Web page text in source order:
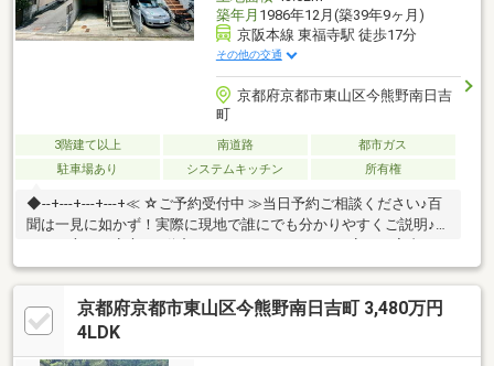
築年月 1986年12月(築39年9ヶ月)
京阪本線 東福寺駅 徒歩17分
その他の交通
京都府京都市東山区今熊野南日吉
町
3階建て以上 南道路
都市ガス
駐車場あり
システムキッチン 所有権
◆--+---+---+---+≪ ☆ご予約受付中 ≫当日予約ご相談ください♪百
聞は一見に如かず！実際に現地で誰にでも分かりやすくご説明♪初
します☆その他、資金計画や類似物件のご紹介も♪+--+---+---+---
◆◇2023年2月リフォーム内容◇【新規交換】・キッチン・洗面
化粧台・トイレ・給湯器【新規張替】・畳表替・クロス・床ウッ
ドタイル上張り (洋室・DK・洗面室・トイレ・玄関)◇2023年12
京都府京都市東山区今熊野南日吉町 3,480万円
4LDK